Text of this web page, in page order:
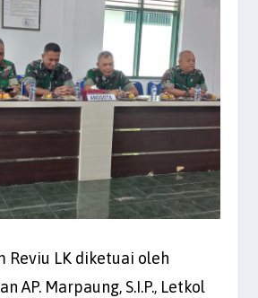
Reviu LK diketuai oleh
AP. Marpaung, S.I.P., Letkol